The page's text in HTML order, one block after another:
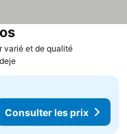
varié et de qualitéConsulter
Consulter les prix
Consulter les prix